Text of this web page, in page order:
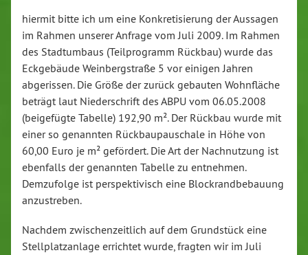
hiermit bitte ich um eine Konkretisierung der Aussagen
im Rahmen unserer Anfrage vom Juli 2009. Im Rahmen
des Stadtumbaus (Teilprogramm Rückbau) wurde das
Eckgebäude Weinbergstraße 5 vor einigen Jahren
abgerissen. Die Größe der zurück gebauten Wohnfläche
beträgt laut Niederschrift des ABPU vom 06.05.2008
(beigefügte Tabelle) 192,90 m². Der Rückbau wurde mit
einer so genannten Rückbaupauschale in Höhe von
60,00 Euro je m² gefördert. Die Art der Nachnutzung ist
ebenfalls der genannten Tabelle zu entnehmen.
Demzufolge ist perspektivisch eine Blockrandbebauung
anzustreben.
Nachdem zwischenzeitlich auf dem Grundstück eine
Stellplatzanlage errichtet wurde, fragten wir im Juli